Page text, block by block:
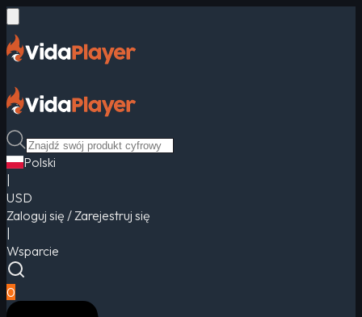
Polski
USD
Zaloguj się / Zarejestruj się
Wsparcie
0